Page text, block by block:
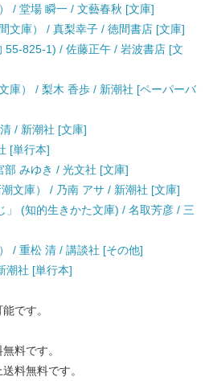
/ 堂場 瞬一 / 文藝春秋 [文庫]
文庫） / 真梨幸子 / 徳間書店 [文庫]
55-825-1) / 佐藤正午 / 岩波書店 [文
庫） / 梨木 香歩 / 新潮社 [ペーパーバ
/ 新潮社 [文庫]
[単行本]
みゆき / 光文社 [文庫]
文庫） / 乃南 アサ / 新潮社 [文庫]
」 (知的生きかた文庫) / 名取芳彦 / 三
/ 重松 清 / 講談社 [その他]
潮社 [単行本]
です。
料です。
料無料です。